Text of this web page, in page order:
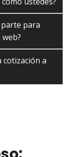
para
cotización a